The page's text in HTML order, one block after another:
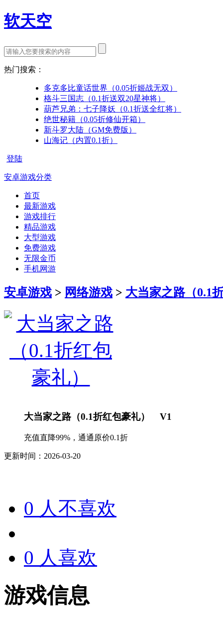
软天空
热门搜索：
多克多比童话世界（0.05折姬战无双）
格斗三国志（0.1折送双20星神将）
葫芦兄弟：七子降妖（0.1折送全红将）
绝世秘籍（0.05折修仙开箱）
新斗罗大陆（GM免费版）
山海记（内置0.1折）
登陆
安卓游戏分类
首页
最新游戏
游戏排行
精品游戏
大型游戏
免费游戏
无限金币
手机网游
安卓游戏 > 网络游戏 > 大当家之路（0.1
大当家之路（0.1折红包豪礼） V1
充值直降99%，通通原价0.1折
更新时间：2026-03-20
0 人不喜欢
0 人喜欢
游戏信息